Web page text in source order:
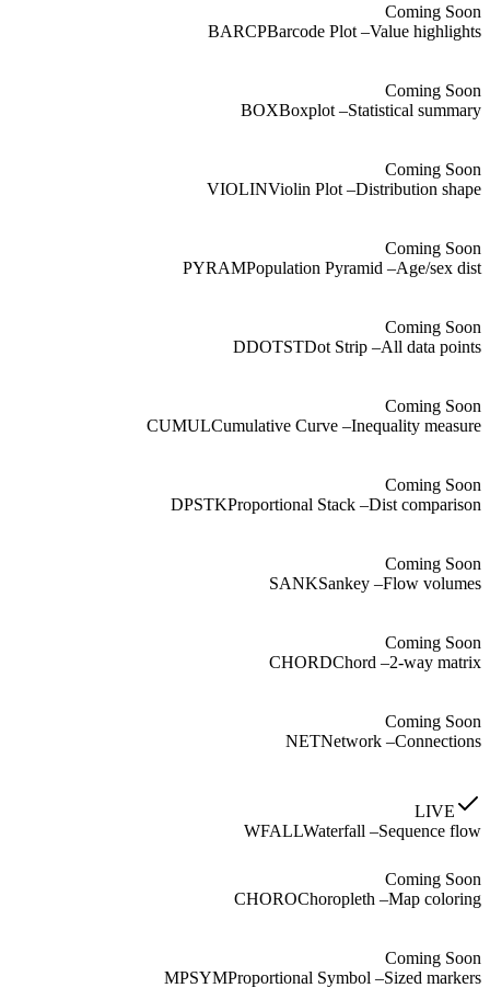
Coming Soon
BARCPBarcode Plot –Value highlights
Coming Soon
BOXBoxplot –Statistical summary
Coming Soon
VIOLINViolin Plot –Distribution shape
Coming Soon
PYRAMPopulation Pyramid –Age/sex dist
Coming Soon
DDOTSTDot Strip –All data points
Coming Soon
CUMULCumulative Curve –Inequality measure
Coming Soon
DPSTKProportional Stack –Dist comparison
Coming Soon
SANKSankey –Flow volumes
Coming Soon
CHORDChord –2-way matrix
Coming Soon
NETNetwork –Connections
LIVE
WFALLWaterfall –Sequence flow
Coming Soon
CHOROChoropleth –Map coloring
Coming Soon
MPSYMProportional Symbol –Sized markers